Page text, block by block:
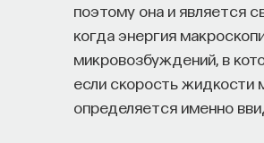
поэтому она и является
когда энергия
микровозбуждений, в
если скорость жидкости
определяется именно